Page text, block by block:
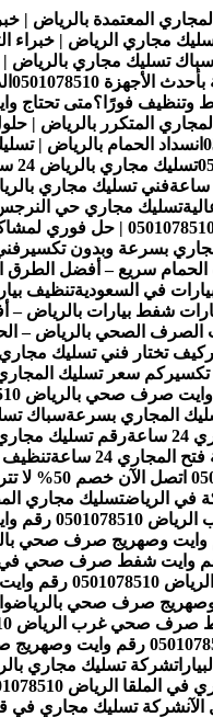
المعتمدة بالرياض | خبراء
مجاري الرياض | خبراء التسليك
تسليك مجاري بالرياض | خدمة
0501078510
وتنظيف فورًا؟متى تحتاج
المتكرر بالرياض |
انسداد الحمام بالرياض | تسليك
تسليك مجاري حي النرجس
بسرعة وبدون تكسير
سريع – أفضل الطرق
في السعوديةتنظيف
شفط بيارات
الصحي بالرياض – الحل
كيف تختار فني تسليك
تكسيركم سعر تسليك المجاري
وايت صرف صحي بالرياض 0501078510 رقم وايت وصهريج صرف صحي بالرياض
المجاري بسرعةسباك
رقم تسليك مجاري
24 ساعة تنظيف البيارات
تسليك مجاري المطابخ بالرياض
صرف صحي بالرياض
شفط صرف صحي في الرياض 0501078510 رقم وايت وصهريج
صحي بالرياض
الرياض 0501078510 رقم وايت وصهريج صرف صحي بالرياض
0501078510 خصم 50% اتصل الآن
شركة تسليك مجاري في قرناطة الرياض